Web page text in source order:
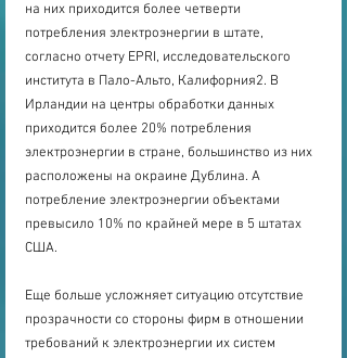
на них приходится более четверти
потребления электроэнергии в штате,
согласно отчету EPRI, исследовательского
института в Пало-Альто, Калифорния2. В
Ирландии на центры обработки данных
приходится более 20% потребления
электроэнергии в стране, большинство из них
расположены на окраине Дублина. А
потребление электроэнергии объектами
превысило 10% по крайней мере в 5 штатах
США.
Еще больше усложняет ситуацию отсутствие
прозрачности со стороны фирм в отношении
требований к электроэнергии их систем